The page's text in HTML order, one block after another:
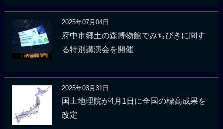
2025年07月04日
府中市郷土の森博物館でみちびきに関す
る特別講演会を開催
2025年03月31日
国土地理院が4月1日に全国の標高成果を
改定